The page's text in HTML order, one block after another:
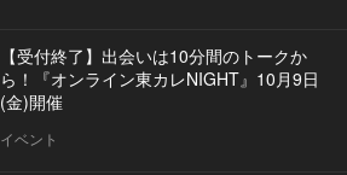
【受付終了】出会いは10分間のトークか
ら！『オンライン東カレNIGHT』10月9日
(金)開催
イベント